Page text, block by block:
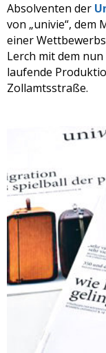
Absolventen der
von „univie“, dem
einer
Lerch mit dem
laufende
Zollamtsstraße.